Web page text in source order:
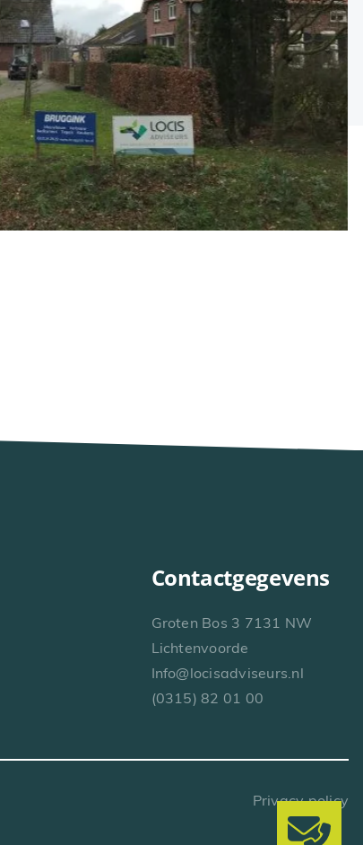
Contactgegevens
Groten Bos 3 7131 NW
Lichtenvoorde
Info@locisadviseurs.nl
(0315) 82 01 00
Privacy policy